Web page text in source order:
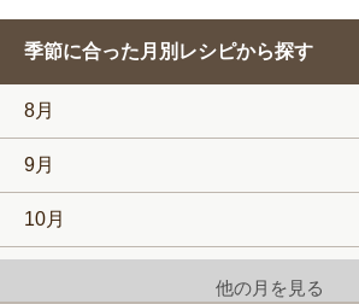
季節に合った月別レシピから探す
8月
9月
10月
他の月を見る